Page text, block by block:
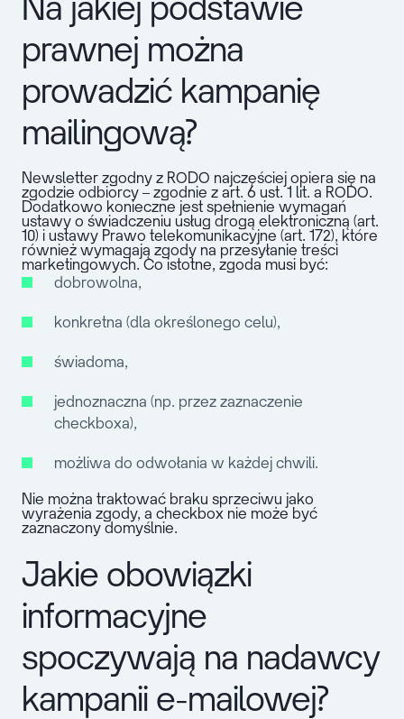
prawnej można
prowadzić kampanię
mailingową?
Newsletter zgodny z RODO najczęściej opiera się na
zgodzie odbiorcy – zgodnie z art. 6 ust. 1 lit. a RODO.
Dodatkowo konieczne jest spełnienie wymagań
ustawy o świadczeniu usług drogą elektroniczną (art.
10) i ustawy Prawo telekomunikacyjne (art. 172), które
również wymagają zgody na przesyłanie treści
marketingowych. Co istotne, zgoda musi być:
dobrowolna,
konkretna (dla określonego celu),
świadoma,
jednoznaczna (np. przez zaznaczenie
checkboxa),
możliwa do odwołania w każdej chwili.
Nie można traktować braku sprzeciwu jako
wyrażenia zgody, a checkbox nie może być
zaznaczony domyślnie.
Jakie obowiązki
informacyjne
spoczywają na nadawcy
kampanii e-mailowej?